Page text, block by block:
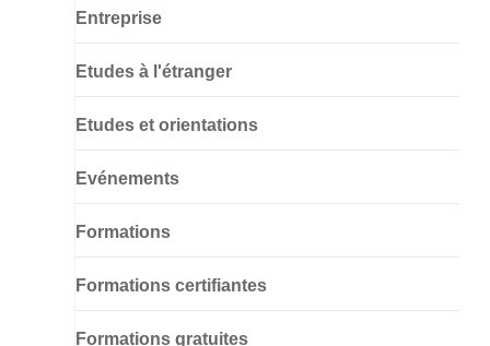
Entreprise
Etudes à l'étranger
Etudes et orientations
Evénements
Formations
Formations certifiantes
Formations gratuites